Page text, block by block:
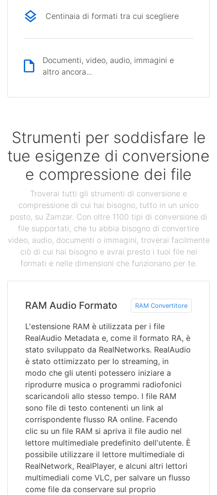
Centinaia di formati tra cui scegliere
Documenti, video, audio, immagini e
altro ancora...
Strumenti per soddisfare le
tue esigenze di conversione
e compressione dei file
Troverai tutti gli strumenti di conversione e
compressione di cui hai bisogno, tutto in un unico
posto, su Zamzar. Con oltre 1100 tipi di conversione di
file supportati, che tu abbia bisogno di convertire
video, audio, documenti o immagini, troverai facilmente
ciò di cui hai bisogno e avrai presto i tuoi file nei
formati e nelle dimensioni che funzionano per te.
RAM Audio Formato RAM Convertitore
L'estensione RAM è utilizzata per i file
RealAudio Metadata e, come il formato RA, è
stato sviluppato da RealNetworks. RealAudio
è stato ottimizzato per lo streaming, in
modo che gli utenti potessero iniziare a
riprodurre musica o programmi radiofonici
scaricandoli allo stesso tempo. I file RAM
sono file di testo contenenti un link al
corrispondente flusso RA online. Facendo
clic su un file RAM si apriva il file audio nel
lettore multimediale predefinito dell'utente. È
possibile utilizzare il lettore multimediale di
RealNetwork, RealPlayer, e alcuni altri lettori
multimediali come VLC, per salvare un flusso
come file da conservare sul proprio